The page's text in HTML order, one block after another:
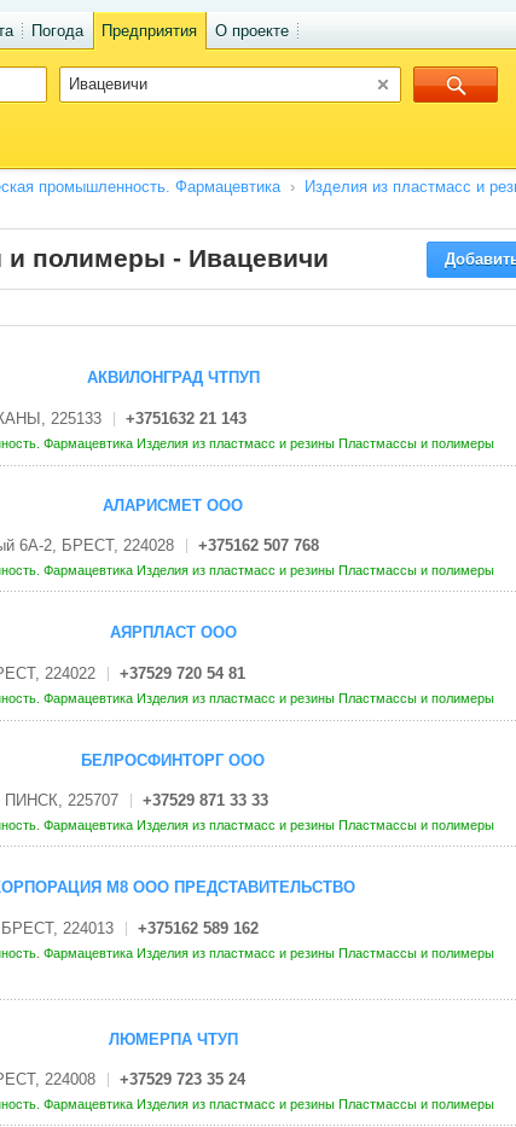
Погода Предприятия О проекте
промышленность. Фармацевтика
Изделия из пластмасс и
и полимеры - Ивацевичи
АКВИЛОНГРАД ЧТПУП
225133 +3751632 21 143
Фармацевтика Изделия из пластмасс и резины Пластмассы и полимеры
АЛАРИСМЕТ ООО
6А-2, БРЕСТ, 224028 +375162 507 768
Фармацевтика Изделия из пластмасс и резины Пластмассы и полимеры
АЯРПЛАСТ ООО
224022 +37529 720 54 81
Фармацевтика Изделия из пластмасс и резины Пластмассы и полимеры
БЕЛРОСФИНТОРГ ООО
ПИНСК, 225707 +37529 871 33 33
Фармацевтика Изделия из пластмасс и резины Пластмассы и полимеры
М8 ООО ПРЕДСТАВИТЕЛЬСТВО
БРЕСТ, 224013 +375162 589 162
Фармацевтика Изделия из пластмасс и резины Пластмассы и полимеры
ЛЮМЕРПА ЧТУП
224008 +37529 723 35 24
Фармацевтика Изделия из пластмасс и резины Пластмассы и полимеры